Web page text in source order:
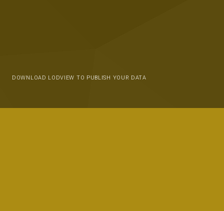
DOWNLOAD LODVIEW TO PUBLISH YOUR DATA